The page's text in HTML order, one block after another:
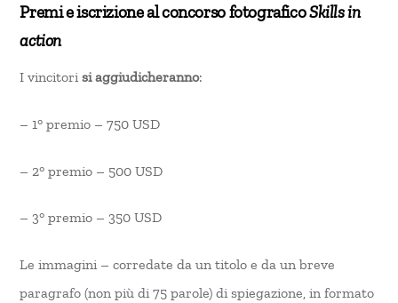
Premi e iscrizione al concorso fotograficoSkills in
action
I vincitorisi aggiudicheranno:
– 1° premio – 750 USD
– 2° premio – 500 USD
– 3° premio – 350 USD
Le immagini – corredate da un titolo e da un breve
paragrafo (non più di 75 parole) di spiegazione, in formato